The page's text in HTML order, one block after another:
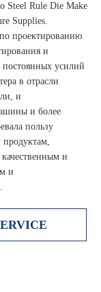
Steel Rule Die Make
Supplies.
проектированию
и
постоянных усилий
в отрасли
и
и более
пользу
продуктам,
и
и